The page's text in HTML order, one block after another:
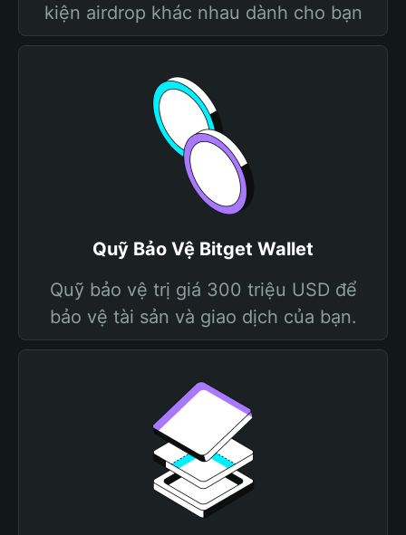
kiện airdrop khác nhau dành cho bạn
Quỹ Bảo Vệ Bitget Wallet
Quỹ bảo vệ trị giá 300 triệu USD để
bảo vệ tài sản và giao dịch của bạn.